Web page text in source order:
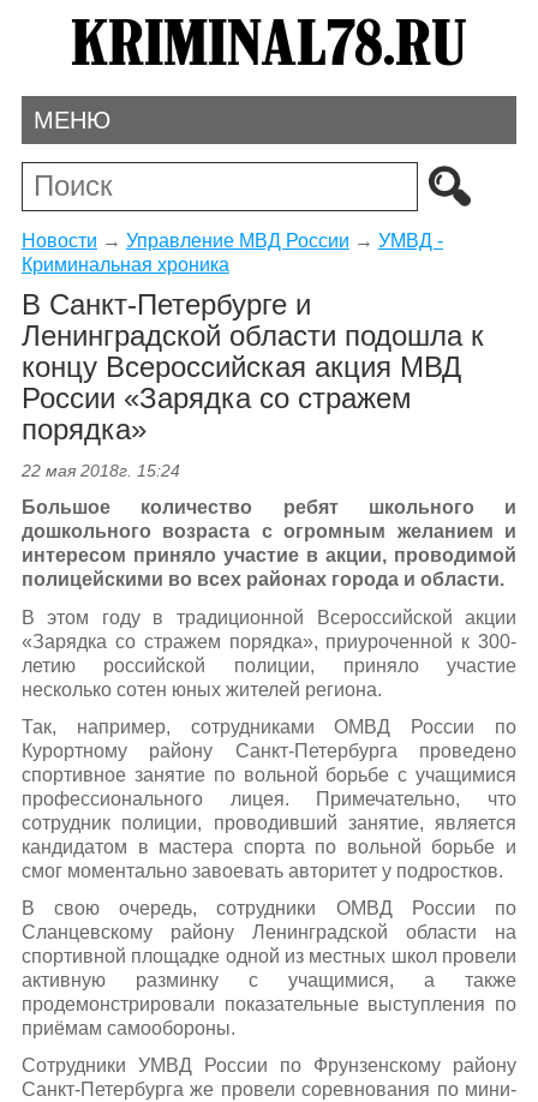
МЕНЮ
Новости → Управление МВД России → УМВД -
Криминальная хроника
В Санкт-Петербурге и
Ленинградской области подошла к
концу Всероссийская акция МВД
России «Зарядка со стражем
порядка»
22 мая 2018г. 15:24
Большое количество ребят школьного и
дошкольного возраста с огромным желанием и
интересом приняло участие в акции, проводимой
полицейскими во всех районах города и области.
В этом году в традиционной Всероссийской акции
«Зарядка со стражем порядка», приуроченной к 300-
летию российской полиции, приняло участие
несколько сотен юных жителей региона.
Так, например, сотрудниками ОМВД России по
Курортному району Санкт-Петербурга проведено
спортивное занятие по вольной борьбе с учащимися
профессионального лицея. Примечательно, что
сотрудник полиции, проводивший занятие, является
кандидатом в мастера спорта по вольной борьбе и
смог моментально завоевать авторитет у подростков.
В свою очередь, сотрудники ОМВД России по
Сланцевскому району Ленинградской области на
спортивной площадке одной из местных школ провели
активную разминку с учащимися, а также
продемонстрировали показательные выступления по
приёмам самообороны.
Сотрудники УМВД России по Фрунзенскому району
Санкт-Петербурга же провели соревнования по мини-